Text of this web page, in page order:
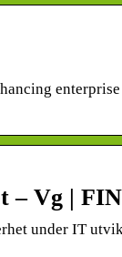
– Vg |
under IT